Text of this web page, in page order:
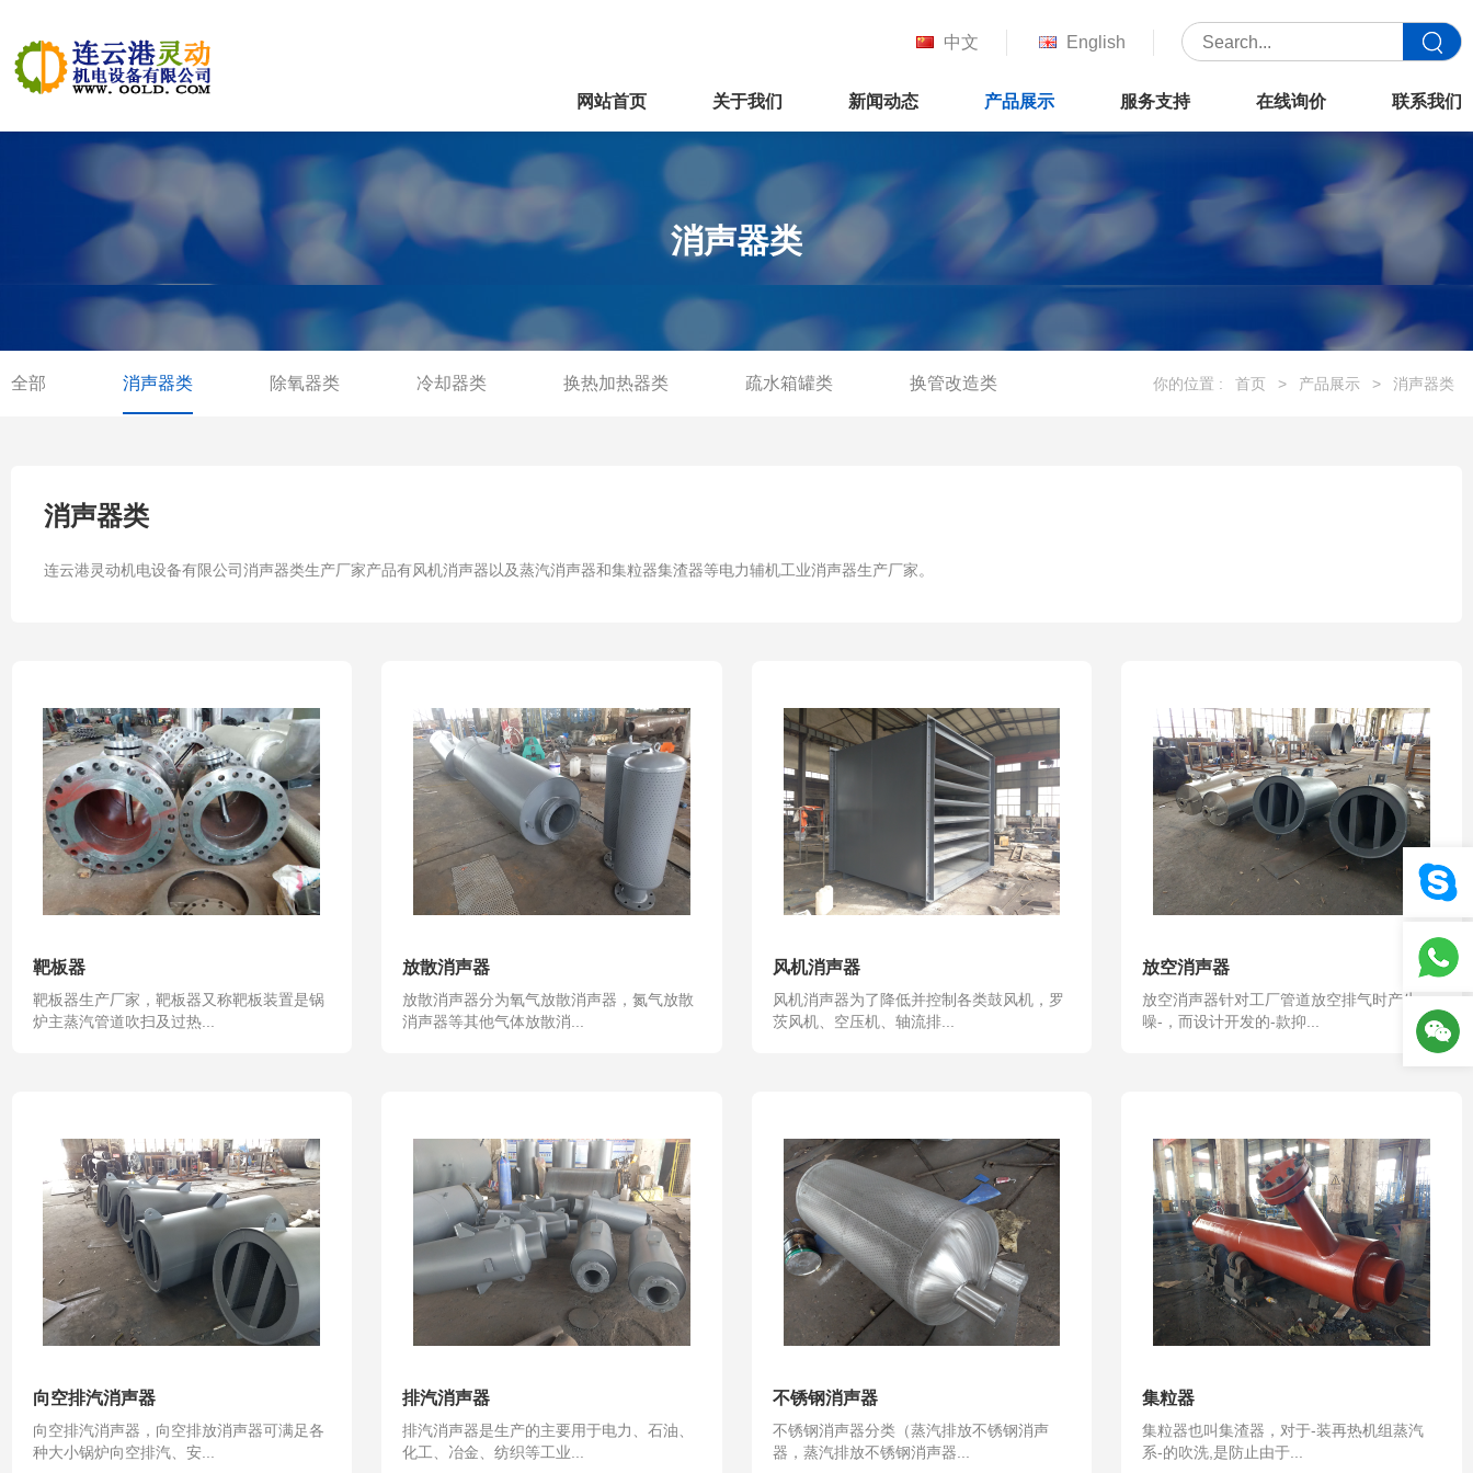
中文 English
网站首页 关于我们 新闻动态 产品展示 服务支持 在线询价 联系我们
消声器类
全部 消声器类 除氧器类 冷却器类 换热加热器类 疏水箱罐类 换管改造类 你的位置 : 首页 > 产品展示 > 消声器类
消声器类
连云港灵动机电设备有限公司消声器类生产厂家产品有风机消声器以及蒸汽消声器和集粒器集渣器等电力辅机工业消声器生产厂家。
靶板器
靶板器生产厂家，靶板器又称靶板装置是锅
炉主蒸汽管道吹扫及过热...
放散消声器
放散消声器分为氧气放散消声器，氮气放散
消声器等其他气体放散消...
风机消声器
风机消声器为了降低并控制各类鼓风机，罗
茨风机、空压机、轴流排...
放空消声器
放空消声器针对工厂管道放空排气时产生
噪-，而设计开发的-款抑...
向空排汽消声器
向空排汽消声器，向空排放消声器可满足各
种大小锅炉向空排汽、安...
排汽消声器
排汽消声器是生产的主要用于电力、石油、
化工、冶金、纺织等工业...
不锈钢消声器
不锈钢消声器分类（蒸汽排放不锈钢消声
器，蒸汽排放不锈钢消声器...
集粒器
集粒器也叫集渣器，对于-装再热机组蒸汽
系-的吹洗,是防止由于...